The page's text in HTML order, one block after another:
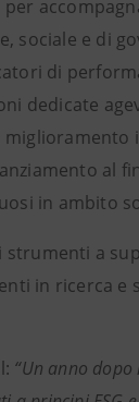
e di
di
dedicate
al
in ambito
strumenti a
in ricerca e
“Un anno dopo